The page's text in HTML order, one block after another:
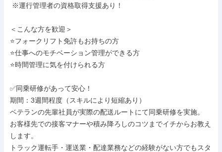
＜こんな方を歓迎＞
⭐フォークリフト免許もお持ちの方
⭐仕事へのモチベーション管理ができる方
⭐時間管理に気を付けられる方
✅同乗研修があって安心！
期間：3週間程度（スキルにより短縮あり）
ベテランの先輩社員が実際の配送ルートにて同乗研修を実施。
お客様先での接客マナーや積み降ろしのコツまでイチからお教え
します。
トラック運転手・運送業・配達業務などの経験がない方でもスタ